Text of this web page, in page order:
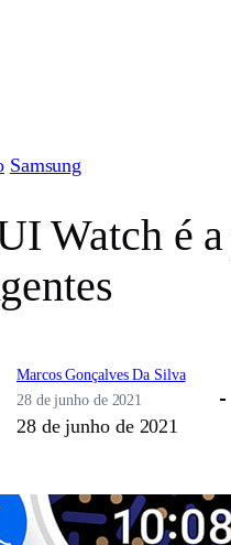
Samsung
Watch é
Marcos Gonçalves Da Silva
28 de junho de 2021
28 de junho de 2021